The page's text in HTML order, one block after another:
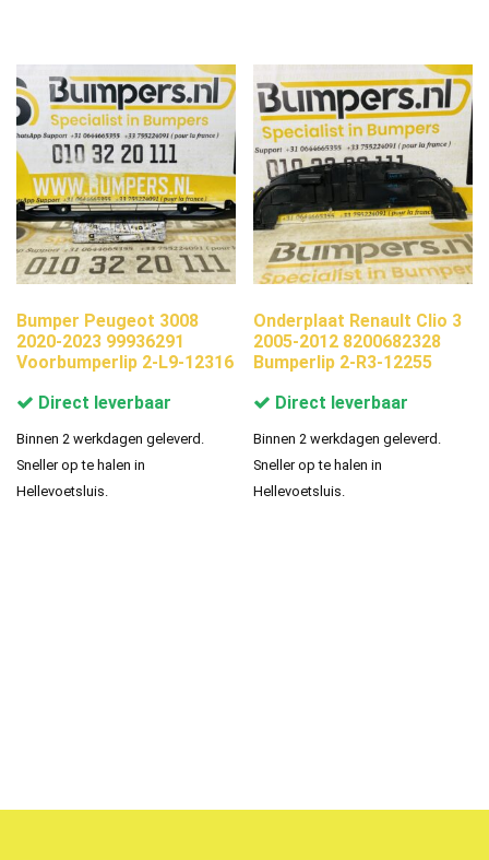
Bumper Peugeot 3008
2020-2023 99936291
Voorbumperlip 2-L9-12316
Direct leverbaar
Binnen 2 werkdagen geleverd.
Sneller op te halen in
Hellevoetsluis.
Onderplaat Renault Clio 3
2005-2012 8200682328
Bumperlip 2-R3-12255
Direct leverbaar
Binnen 2 werkdagen geleverd.
Sneller op te halen in
Hellevoetsluis.